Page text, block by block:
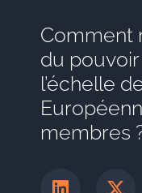
Comment
du
l’échelle
membres